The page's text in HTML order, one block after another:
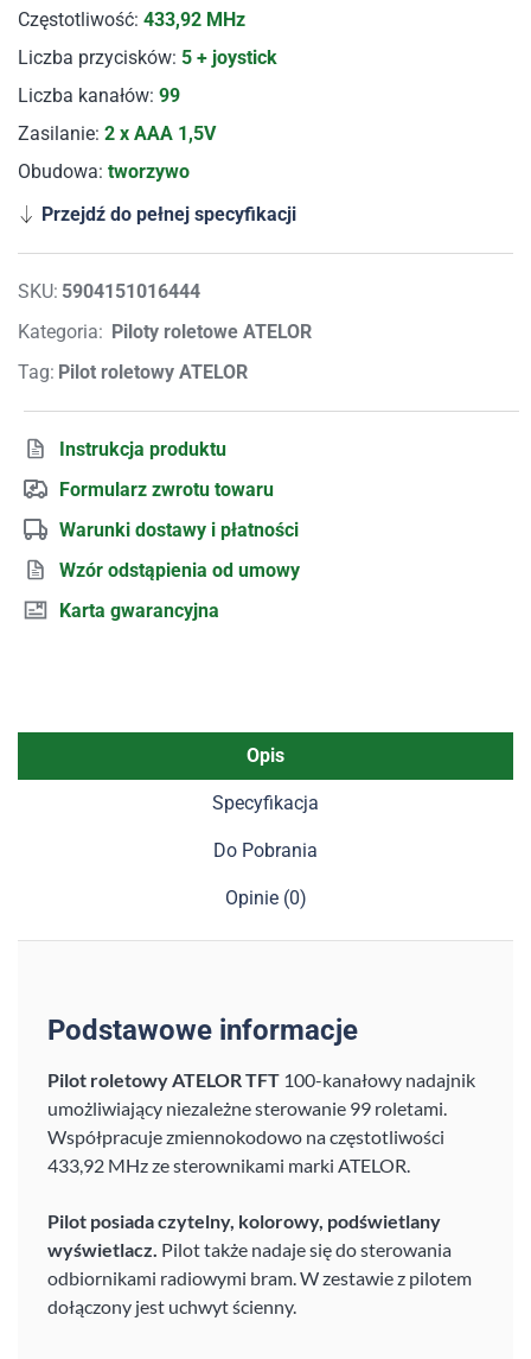
Częstotliwość: 433,92 MHz
Liczba przycisków: 5 + joystick
Liczba kanałów: 99
Zasilanie: 2 x AAA 1,5V
Obudowa: tworzywo
Przejdź do pełnej specyfikacji
SKU: 5904151016444
Kategoria: Piloty roletowe ATELOR
Tag: Pilot roletowy ATELOR
Instrukcja produktu
Formularz zwrotu towaru
Warunki dostawy i płatności
Wzór odstąpienia od umowy
Karta gwarancyjna
Opis
Specyfikacja
Do Pobrania
Opinie (0)
Podstawowe informacje
Pilot roletowy ATELOR TFT 100-kanałowy nadajnik
umożliwiający niezależne sterowanie 99 roletami.
Współpracuje zmiennokodowo na częstotliwości
433,92 MHz ze sterownikami marki ATELOR.
Pilot posiada czytelny, kolorowy, podświetlany
wyświetlacz. Pilot także nadaje się do sterowania
odbiornikami radiowymi bram. W zestawie z pilotem
dołączony jest uchwyt ścienny.